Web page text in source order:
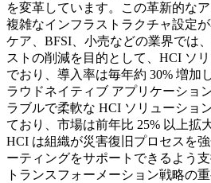
を変革しています。この革新的な
複雑なインフラストラクチャ設定
ケア、BFSI、小売などの業界では
ストの削減を目的として、HCI ソ
でおり、導入率は毎年約 30% 増加
ラウドネイティブ アプリケーショ
ラブルで柔軟な HCI ソリューショ
ており、市場は前年比 25% 以上拡
HCI は組織が災害復旧プロセスを
ーティングをサポートできるよう
トランスフォーメーション戦略の